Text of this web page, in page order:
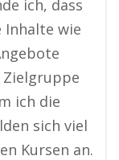
ich, dass
Inhalte wie
ich die
sich viel
Kursen an.